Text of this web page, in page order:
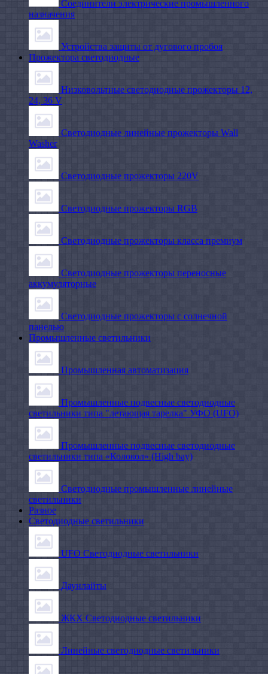
Соединители электрические промышленного
назначения
Устройства защиты от дугового пробоя
Прожектора светодиодные
Низковольтные светодиодные прожекторы 12,
24, 36 V
Светодиодные линейные прожекторы Wall
Washer
Светодиодные прожекторы 220V
Светодиодные прожекторы RGB
Светодиодные прожекторы класса премиум
Светодиодные прожекторы переносные
аккумуляторные
Светодиодные прожекторы с солнечной
панелью
Промышленные светильники
Промышленная автоматизация
Промышленные подвесные cветодиодные
светильники типа "летающая тарелка" УФО (UFO)
Промышленные подвесные cветодиодные
светильники типа «Колокол» (High bay)
Светодиодные промышленные линейные
светильники
Разное
Светодиодные светильники
UFO Светодиодные светильники
Даунлайты
ЖКХ Светодиодные светильники
Линейные светодиодные светильники